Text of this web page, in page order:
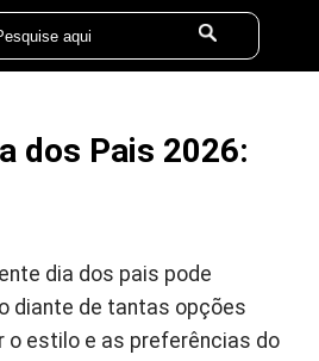
dos Pais 2026:
dia dos pais pode
diante de tantas opções
o estilo e as preferências do